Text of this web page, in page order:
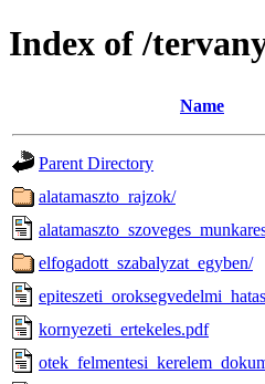
Index of /
Name
Parent Directory
alatamaszto_rajzok/
elfogadott_szabalyzat_egyben/
kornyezeti_ertekeles.pdf